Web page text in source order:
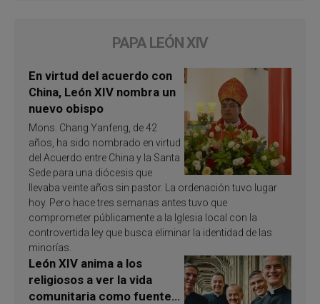
PAPA LEÓN XIV
En virtud del acuerdo con
China, León XIV nombra un
nuevo obispo
Mons. Chang Yanfeng, de 42
años, ha sido nombrado en virtud
del Acuerdo entre China y la Santa
Sede para una diócesis que
llevaba veinte años sin pastor. La ordenación tuvo lugar
hoy. Pero hace tres semanas antes tuvo que
comprometer públicamente a la Iglesia local con la
controvertida ley que busca eliminar la identidad de las
minorías.
León XIV anima a los
religiosos a ver la vida
comunitaria como fuente